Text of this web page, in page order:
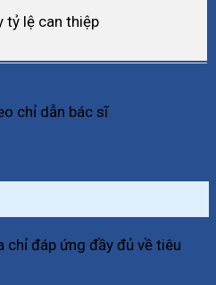
tỷ lệ can thiệp
chỉ dẫn bác sĩ
chỉ đáp ứng đầy đủ về tiêu